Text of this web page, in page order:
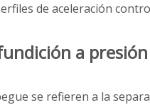
de aceleración
a presión
se refieren a la